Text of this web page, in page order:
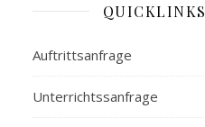
QUICKLINKS
Auftrittsanfrage
Unterrichtssanfrage